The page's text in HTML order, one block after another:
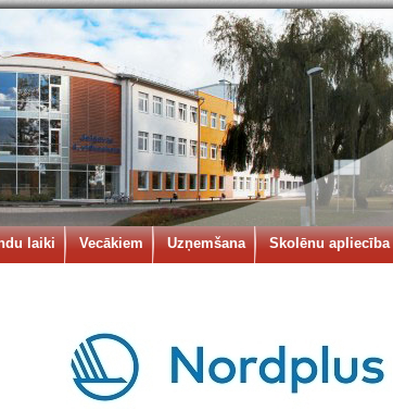
laiki Vecākiem Uzņemšana Skolēnu apliecība